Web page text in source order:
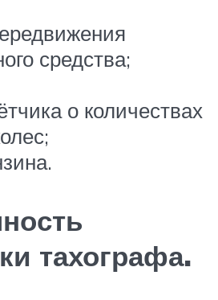
средства;
о количествах
тахографа.